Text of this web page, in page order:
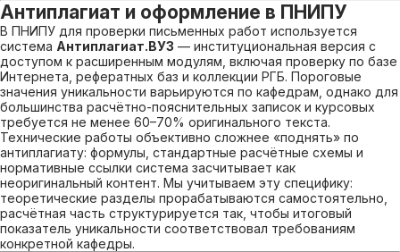
Антиплагиат и оформление в ПНИПУ
В ПНИПУ для проверки письменных работ используется
система Антиплагиат.ВУЗ — институциональная версия с
доступом к расширенным модулям, включая проверку по базе
Интернета, рефератных баз и коллекции РГБ. Пороговые
значения уникальности варьируются по кафедрам, однако для
большинства расчётно-пояснительных записок и курсовых
требуется не менее 60–70% оригинального текста.
Технические работы объективно сложнее «поднять» по
антиплагиату: формулы, стандартные расчётные схемы и
нормативные ссылки система засчитывает как
неоригинальный контент. Мы учитываем эту специфику:
теоретические разделы прорабатываются самостоятельно,
расчётная часть структурируется так, чтобы итоговый
показатель уникальности соответствовал требованиям
конкретной кафедры.